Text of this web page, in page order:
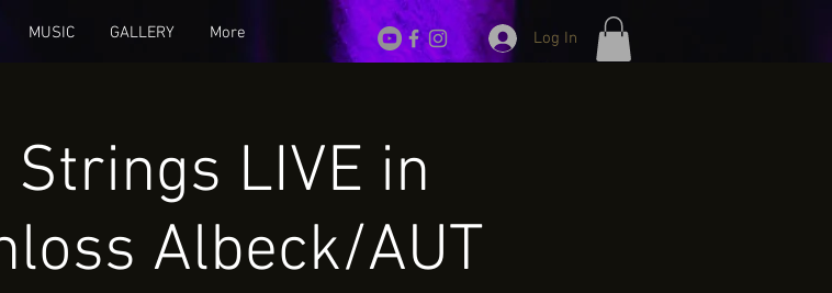
MUSIC GALLERY More Log In
Strings LIVE in
Albeck/AUT